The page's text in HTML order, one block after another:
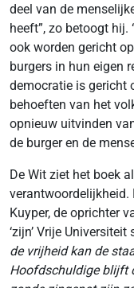
deel van de
heeft”, zo betoogt
ook worden gericht
burgers in hun eigen
democratie is gericht
behoeften van het
opnieuw uitvinden
de burger en de
De Wit ziet het boek
verantwoordelijkheid.
Kuyper, de oprichter
‘zijn’ Vrije Universiteit
de vrijheid kan de
Hoofdschuldige blijft